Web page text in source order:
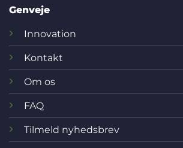
Genveje
Innovation
Kontakt
Om os
FAQ
Tilmeld nyhedsbrev